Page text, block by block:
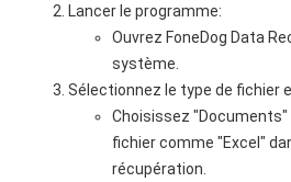
Lancer le programme:
Ouvrez FoneDog Data
système.
Sélectionnez le type de fichier
Choisissez
fichier comme "Excel"
récupération.